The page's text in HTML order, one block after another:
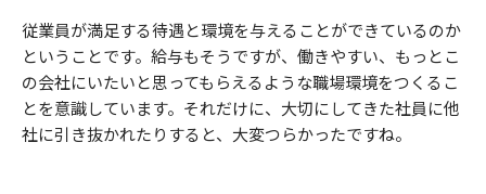
従業員が満足する待遇と環境を与えることができているのか
ということです。給与もそうですが、働きやすい、もっとこ
の会社にいたいと思ってもらえるような職場環境をつくるこ
とを意識しています。それだけに、大切にしてきた社員に他
社に引き抜かれたりすると、大変つらかったですね。